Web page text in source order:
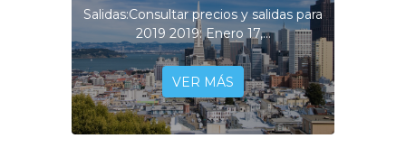
Salidas:Consultar precios y salidas para
2019 2019: Enero 17,...
VER MÁS